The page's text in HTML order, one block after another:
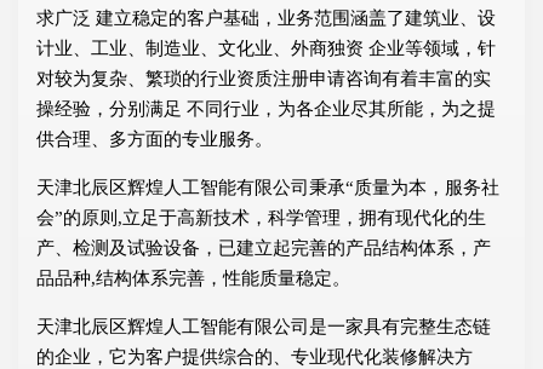
求广泛 建立稳定的客户基础，业务范围涵盖了建筑业、设
计业、工业、制造业、文化业、外商独资 企业等领域，针
对较为复杂、繁琐的行业资质注册申请咨询有着丰富的实
操经验，分别满足 不同行业，为各企业尽其所能，为之提
供合理、多方面的专业服务。
天津北辰区辉煌人工智能有限公司秉承“质量为本，服务社
会”的原则,立足于高新技术，科学管理，拥有现代化的生
产、检测及试验设备，已建立起完善的产品结构体系，产
品品种,结构体系完善，性能质量稳定。
天津北辰区辉煌人工智能有限公司是一家具有完整生态链
的企业，它为客户提供综合的、专业现代化装修解决方